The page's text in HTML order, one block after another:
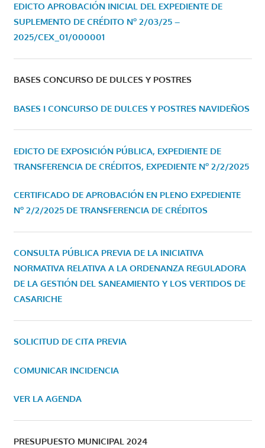
EDICTO APROBACIÓN INICIAL DEL EXPEDIENTE DE
SUPLEMENTO DE CRÉDITO Nº 2/03/25 –
2025/CEX_01/000001
BASES CONCURSO DE DULCES Y POSTRES
BASES I CONCURSO DE DULCES Y POSTRES NAVIDEÑOS
EDICTO DE EXPOSICIÓN PÚBLICA, EXPEDIENTE DE
TRANSFERENCIA DE CRÉDITOS, EXPEDIENTE Nº 2/2/2025
CERTIFICADO DE APROBACIÓN EN PLENO EXPEDIENTE
Nº 2/2/2025 DE TRANSFERENCIA DE CRÉDITOS
CONSULTA PÚBLICA PREVIA DE LA INICIATIVA
NORMATIVA RELATIVA A LA ORDENANZA REGULADORA
DE LA GESTIÓN DEL SANEAMIENTO Y LOS VERTIDOS DE
CASARICHE
SOLICITUD DE CITA PREVIA
COMUNICAR INCIDENCIA
VER LA AGENDA
PRESUPUESTO MUNICIPAL 2024